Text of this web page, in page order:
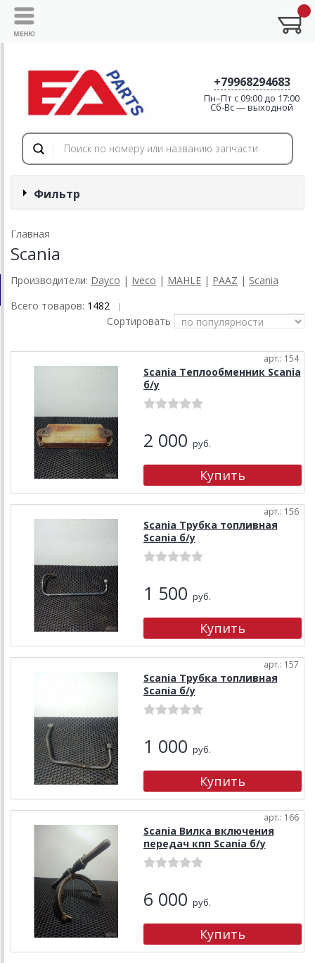
+79968294683
Пн–Пт с 09:00 до 17:00
Cб-Вс — выходной
Фильтр
Главная
Scania
Производители: Dayco | Iveco | MAHLE | PAAZ | Scania
Всего товаров: 1482 |
Сортировать
арт.: 154
Scania Теплообменник Scania
б/у
2 000 руб.
арт.: 156
Scania Трубка топливная
Scania б/у
1 500 руб.
арт.: 157
Scania Трубка топливная
Scania б/у
1 000 руб.
арт.: 166
Scania Вилка включения
передач кпп Scania б/у
6 000 руб.